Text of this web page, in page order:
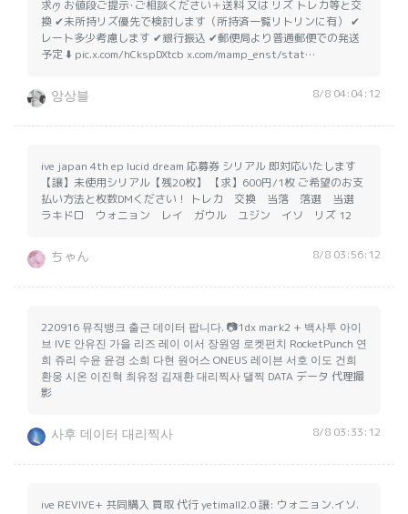
求ꪑ お値段ご提示･ご相談ください＋送料 又は リズ トレカ等と交
換 ✔未所持リズ優先で検討します（所持済一覧リトリンに有） ✔
レート多少考慮します ✔銀行振込 ✔郵便局より普通郵便での発送
予定 ⬇️ pic.x.com/hCkspDXtcb x.com/mamp_enst/stat…
앙상블 8/8 04:04:12
ive japan 4th ep lucid dream 応募券 シリアル 即対応いたします
【譲】未使用シリアル【残20枚】 【求】600円/1枚 ご希望のお支
払い方法と枚数DMください！ トレカ 交換 当落 落選 当選
ラキドロ ウォニョン レイ ガウル ユジン イソ リズ 12
ちゃん 8/8 03:56:12
220916 뮤직뱅크 출근 데이터 팝니다. 📷1dx mark2 + 백사투 아이
브 IVE 안유진 가을 리즈 레이 이서 장원영 로켓펀치 RocketPunch 연
희 쥬리 수윤 윤경 소희 다현 원어스 ONEUS 레이븐 서호 이도 건희
환웅 시온 이진혁 최유정 김재환 대리찍사 댈찍 DATA データ 代理撮
影
사후 데이터 대리찍사 8/8 03:33:12
ive REVIVE+ 共同購入 買取 代行 yetimall2.0 譲: ウォニョン.イソ.